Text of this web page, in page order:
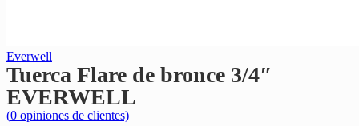
Everwell
Tuerca Flare de bronce 3/4″
EVERWELL
(0 opiniones de clientes)